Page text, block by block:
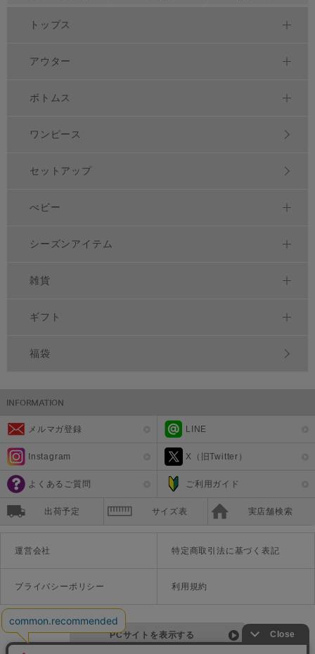
トップス
アウター
ボトムス
ワンピース
セットアップ
べビー
シーズンアイテム
雑貨
ギフト
福袋
メルマガ登録 LINE
Instagram X（旧Twitter）
よくあるご質問 ご利用ガイド
出荷予定 サイズ表 実店舗検索
運営会社 特定商取引法に基づく表記
プライバシーポリシー 利用規約
PCサイトを表示する